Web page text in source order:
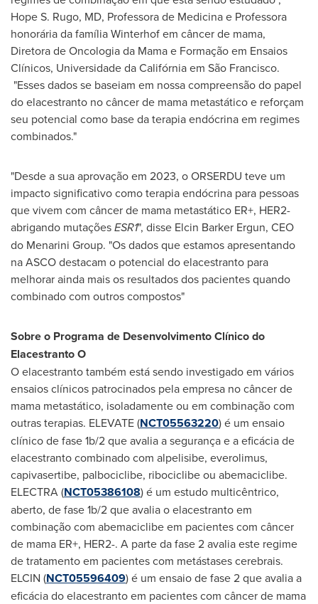
Hope S. Rugo, MD, Professora de Medicina e Professora
honorária da família Winterhof em câncer de mama,
Diretora de Oncologia da Mama e Formação em Ensaios
Clínicos, Universidade da Califórnia em São Francisco.
"Esses dados se baseiam em nossa compreensão do papel
do elacestranto no câncer de mama metastático e reforçam
seu potencial como base da terapia endócrina em regimes
combinados."
"Desde a sua aprovação em 2023, o ORSERDU teve um
impacto significativo como terapia endócrina para pessoas
que vivem com câncer de mama metastático ER+, HER2-
abrigando mutaçõesESR1", disse Elcin Barker Ergun, CEO
do Menarini Group. "Os dados que estamos apresentando
na ASCO destacam o potencial do elacestranto para
melhorar ainda mais os resultados dos pacientes quando
combinado com outros compostos"
Sobre o Programa de Desenvolvimento Clínico do
Elacestranto O
O elacestranto também está sendo investigado em vários
ensaios clínicos patrocinados pela empresa no câncer de
mama metastático, isoladamente ou em combinação com
outras terapias. ELEVATE (NCT05563220) é um ensaio
clínico de fase1b/2 que avalia a segurança e a eficácia de
elacestranto combinado com alpelisibe, everolimus,
capivasertibe, palbociclibe, ribociclibe ou abemaciclibe.
ELECTRA(NCT05386108) é um estudo multicêntrico,
aberto, de fase1b/2 que avalia o elacestranto em
combinação com abemaciclibe em pacientes com câncer
de mama ER+, HER2-. A parte da fase 2 avalia este regime
de tratamento em pacientes com metástases cerebrais.
ELCIN (NCT05596409) é um ensaio de fase 2 que avalia a
eficácia do elacestranto em pacientes com câncer de mama